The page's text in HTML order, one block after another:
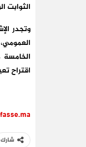
الثوابت
وتجدر
الخامسة
اقتراح
شارك